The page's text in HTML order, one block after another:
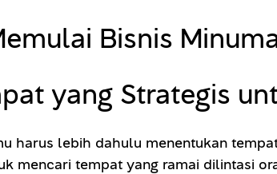
Bisnis
yang Strategis
harus lebih dahulu menentukan
mencari tempat yang ramai dilintasi